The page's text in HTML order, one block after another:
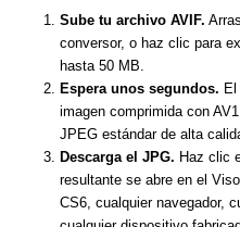
Sube tu archivo AVIF.
conversor, o haz clic para
hasta 50 MB.
Espera unos segundos.
imagen comprimida con
JPEG estándar de alta
Descarga el JPG. Haz clic
resultante se abre en el
CS6, cualquier navegador,